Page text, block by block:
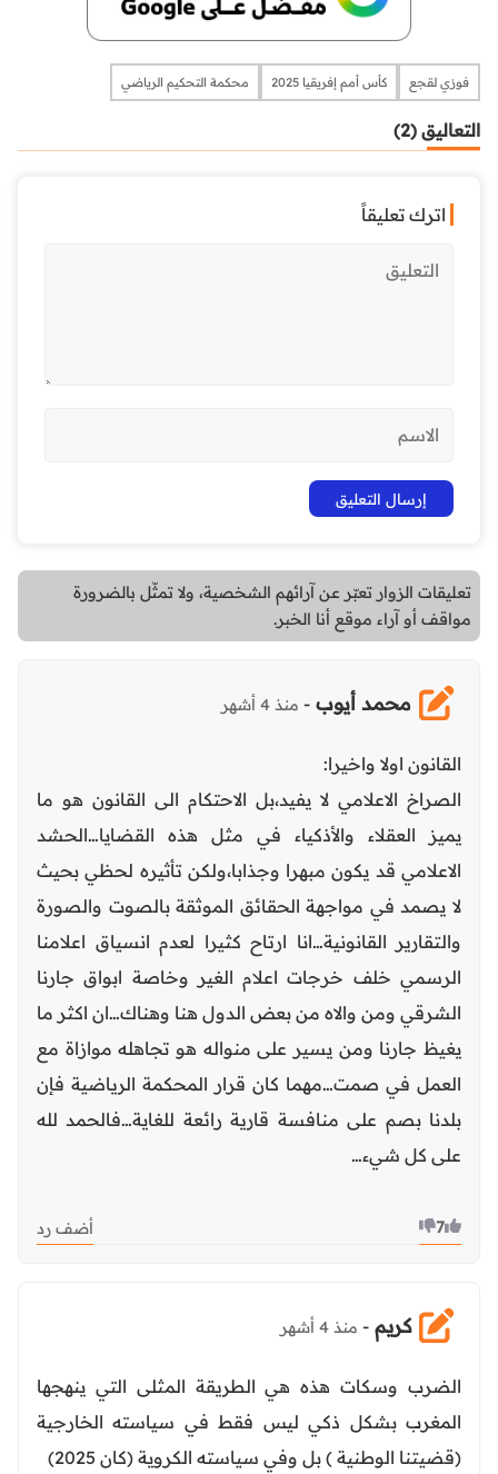
فوزي لقجع كأس أمم إفريقيا 2025 محكمة التحكيم الرياضي
التعاليق (2)
اترك تعليقاً
تعليقات الزوار تعبّر عن آرائهم الشخصية، ولا تمثّل بالضرورة
مواقف أو آراء موقع أنا الخبر.
محمد أيوب - منذ 4 أشهر
القانون اولا واخيرا:
الصراخ الاعلامي لا يفيد،بل الاحتكام الى القانون هو ما
يميز العقلاء والأذكياء في مثل هذه القضايا…الحشد
الاعلامي قد يكون مبهرا وجذابا،ولكن تأثيره لحظي بحيث
لا يصمد في مواجهة الحقائق الموثقة بالصوت والصورة
والتقارير القانونية…انا ارتاح كثيرا لعدم انسياق اعلامنا
الرسمي خلف خرجات اعلام الغير وخاصة ابواق جارنا
الشرقي ومن والاه من بعض الدول هنا وهناك…ان اكثر ما
يغيظ جارنا ومن يسير على منواله هو تجاهله موازاة مع
العمل في صمت…مهما كان قرار المحكمة الرياضية فإن
بلدنا بصم على منافسة قارية رائعة للغاية…فالحمد لله
على كل شيء…
7 أضف رد
كريم - منذ 4 أشهر
الضرب وسكات هذه هي الطريقة المثلى التي ينهجها
المغرب بشكل ذكي ليس فقط في سياسته الخارجية
(قضيتنا الوطنية ) بل وفي سياسته الكروية (كان 2025)